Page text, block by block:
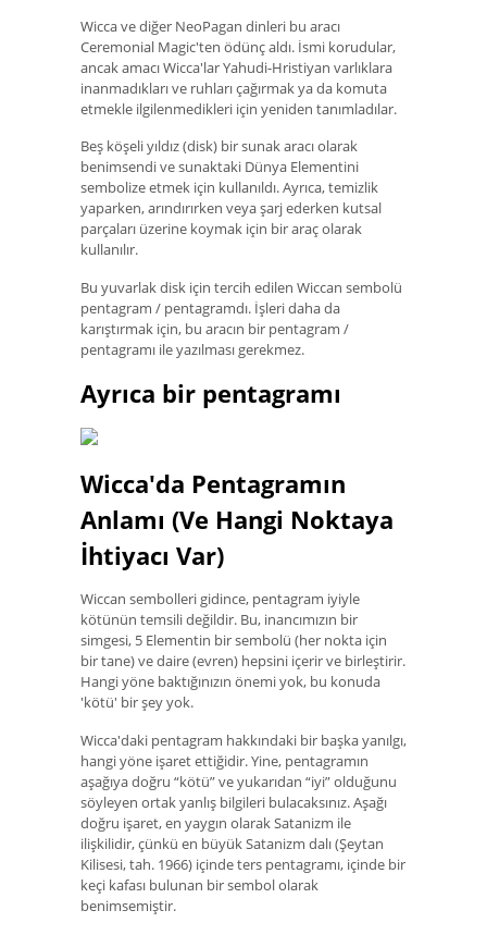
Wicca ve diğer NeoPagan dinleri bu aracı
Ceremonial Magic'ten ödünç aldı. İsmi korudular,
ancak amacı Wicca'lar Yahudi-Hristiyan varlıklara
inanmadıkları ve ruhları çağırmak ya da komuta
etmekle ilgilenmedikleri için yeniden tanımladılar.
Beş köşeli yıldız (disk) bir sunak aracı olarak
benimsendi ve sunaktaki Dünya Elementini
sembolize etmek için kullanıldı. Ayrıca, temizlik
yaparken, arındırırken veya şarj ederken kutsal
parçaları üzerine koymak için bir araç olarak
kullanılır.
Bu yuvarlak disk için tercih edilen Wiccan sembolü
pentagram / pentagramdı. İşleri daha da
karıştırmak için, bu aracın bir pentagram /
pentagramı ile yazılması gerekmez.
Ayrıca bir pentagramı
Wicca'da Pentagramın
Anlamı (Ve Hangi Noktaya
İhtiyacı Var)
Wiccan sembolleri gidince, pentagram iyiyle
kötünün temsili değildir. Bu, inancımızın bir
simgesi, 5 Elementin bir sembolü (her nokta için
bir tane) ve daire (evren) hepsini içerir ve birleştirir.
Hangi yöne baktığınızın önemi yok, bu konuda
'kötü' bir şey yok.
Wicca'daki pentagram hakkındaki bir başka yanılgı,
hangi yöne işaret ettiğidir. Yine, pentagramın
aşağıya doğru “kötü” ve yukarıdan “iyi” olduğunu
söyleyen ortak yanlış bilgileri bulacaksınız. Aşağı
doğru işaret, en yaygın olarak Satanizm ile
ilişkilidir, çünkü en büyük Satanizm dalı (Şeytan
Kilisesi, tah. 1966) içinde ters pentagramı, içinde bir
keçi kafası bulunan bir sembol olarak
benimsemiştir.